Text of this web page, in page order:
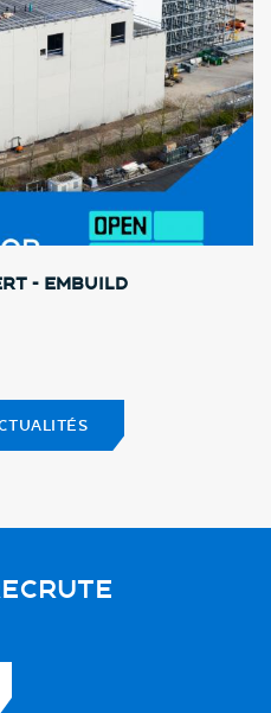
- Embuild